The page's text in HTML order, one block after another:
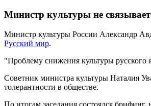
Министр культуры не
Министр культуры России Александр
Русский мир.
"Проблему снижения культуры русского
Советник министра культуры Наталия
толерантности в обществе.
По итогам заседания состоялся